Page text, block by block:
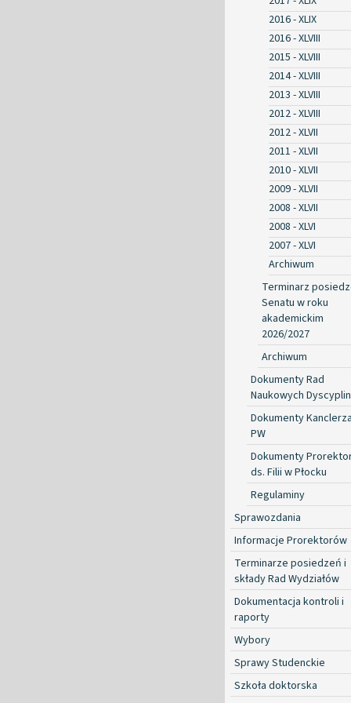
2016 - XLIX
2016 - XLVIII
2015 - XLVIII
2014 - XLVIII
2013 - XLVIII
2012 - XLVIII
2012 - XLVII
2011 - XLVII
2010 - XLVII
2009 - XLVII
2008 - XLVII
2008 - XLVI
2007 - XLVI
Archiwum
Terminarz
Senatu w roku
akademickim
2026/2027
Archiwum
Dokumenty Rad
Naukowych Dyscyplin
Dokumenty
PW
Dokumenty
ds. Filii w Płocku
Regulaminy
Sprawozdania
Informacje Prorektorów
Terminarze posiedzeń i
składy Rad Wydziałów
Dokumentacja kontroli i
raporty
Wybory
Sprawy Studenckie
Szkoła doktorska